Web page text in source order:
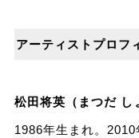
アーティストプロフ
松田将英（まつだ し
1986年生まれ。